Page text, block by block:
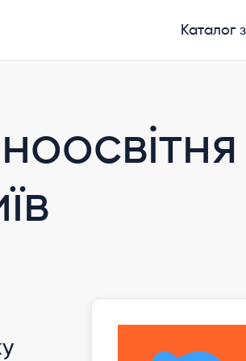
Каталог